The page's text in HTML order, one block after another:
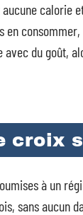
calorie
en
du goût,
croix
à un
sans aucun